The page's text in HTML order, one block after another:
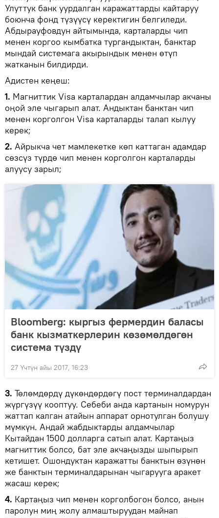
Улуттук банк уурдалган каражаттарды кайтаруу
боюнча фонд түзүүсү керектигин белгиледи.
Абдырауфовдун айтымында, карталарды чип
менен коргоо кымбатка тургандыктан, банктар
мындай системага акырындык менен өтүп
жатканын билдирди.
Адистен кеңеш:
1. Магниттик Visa карталардан алдамчылар акчаны
оңой эле чыгарып алат. Андыктан банктан чип
менен корголгон Visa карталарды талап кылуу
керек;
2. Айрыкча чет мамлекетке көп каттаган адамдар
сөзсүз түрдө чип менен корголгон карталарды
алуусу зарыл;
Bloomberg: кыргыз фермердин баласы
банк кызматкерлерин көзөмөлдөгөн
система түздү
27 Үчтүн айы 2017, 16:23
3. Төлөмдөрдү дүкөндөрдөгү пост терминалдардан
жүргүзүү кооптуу. Себеби анда картанын номурун
жаттап калган атайын аппарат орнотулган болушу
мүмкүн. Андай жабдыктарды алдамчылар
Кытайдан 1500 долларга сатып алат. Картаңыз
магниттик болсо, бат эле акчаңызды шыпырып
кетишет. Ошондуктан каражатты банктын өзүнөн
же банктын терминалдарынан чыгарууга аракет
жасаш керек;
4. Картаңыз чип менен корголбогон болсо, анын
паролун миң жолу алмаштыруудан майнап